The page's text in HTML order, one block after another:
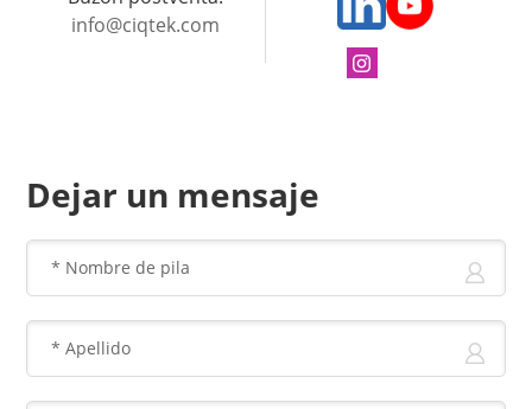
info@ciqtek.com
Dejar un mensaje